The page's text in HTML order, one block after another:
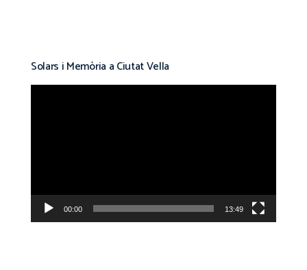
Solars i Memòria a Ciutat Vella
00:00 13:49